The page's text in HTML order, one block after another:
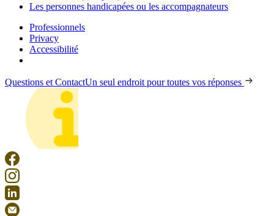
Les personnes handicapées ou les accompagnateurs
Professionnels
Privacy
Accessibilité
Questions et ContactUn seul endroit pour toutes vos réponses